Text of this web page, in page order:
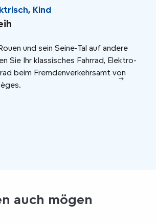
Kind
und sein Seine-Tal auf andere
Sie Ihr klassisches Fahrrad, Elektro-
beim Fremdenverkehrsamt von
auch mögen